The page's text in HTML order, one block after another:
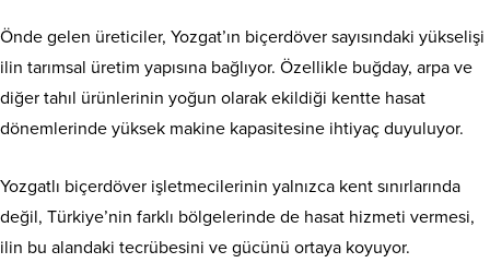
Önde gelen üreticiler, Yozgat’ın biçerdöver sayısındaki yükselişi
ilin tarımsal üretim yapısına bağlıyor. Özellikle buğday, arpa ve
diğer tahıl ürünlerinin yoğun olarak ekildiği kentte hasat
dönemlerinde yüksek makine kapasitesine ihtiyaç duyuluyor.
Yozgatlı biçerdöver işletmecilerinin yalnızca kent sınırlarında
değil, Türkiye’nin farklı bölgelerinde de hasat hizmeti vermesi,
ilin bu alandaki tecrübesini ve gücünü ortaya koyuyor.